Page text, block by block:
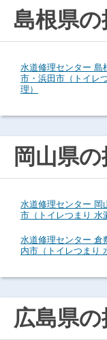
島根県
水道修理センター 島
市・浜田市（トイレ
理）
岡山県
水道修理センター 岡
市（トイレつまり 水
水道修理センター 倉
内市（トイレつまり
広島県